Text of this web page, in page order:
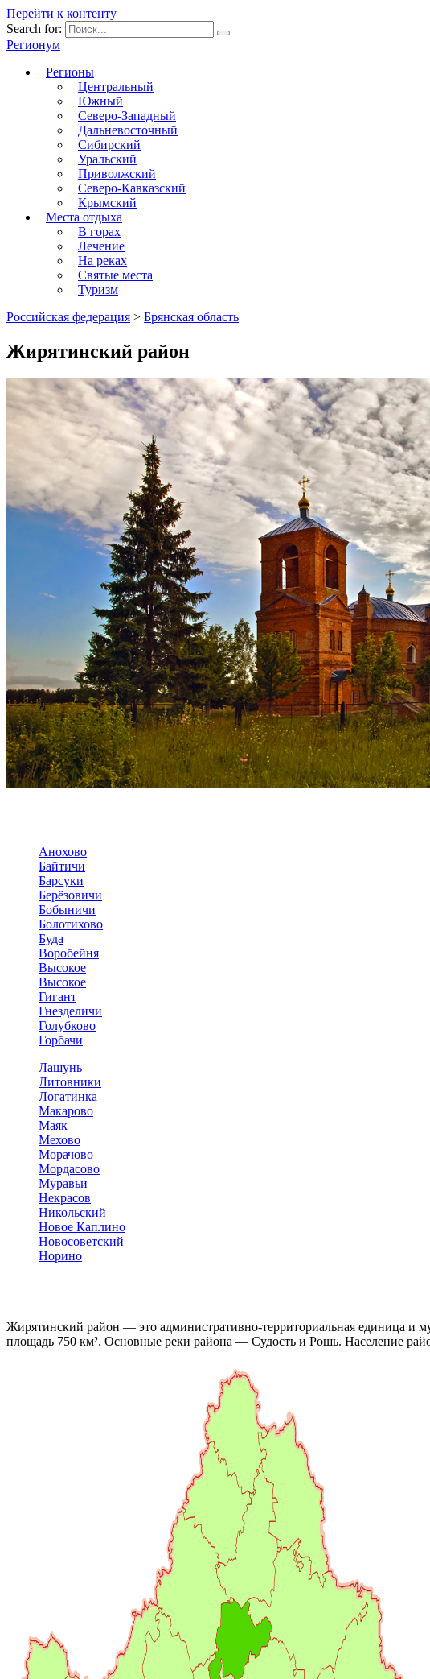
Перейти к контенту
Search for:
Регионум
Регионы
Центральный
Южный
Северо-Западный
Дальневосточный
Сибирский
Уральский
Приволжский
Северо-Кавказский
Крымский
Места отдыха
В горах
Лечение
На реках
Святые места
Туризм
Российская федерация > Брянская область
Жирятинский район
Анохово
Байтичи
Барсуки
Берёзовичи
Бобыничи
Болотихово
Буда
Воробейня
Высокое
Высокое
Гигант
Гнезделичи
Голубково
Горбачи
Лашунь
Литовники
Логатинка
Макарово
Маяк
Мехово
Морачово
Мордасово
Муравьи
Некрасов
Никольский
Новое Каплино
Новосоветский
Норино
Жирятинский район — это административно-территориальная единица и
площадь 750 км². Основные реки района — Судость и Рошь. Население